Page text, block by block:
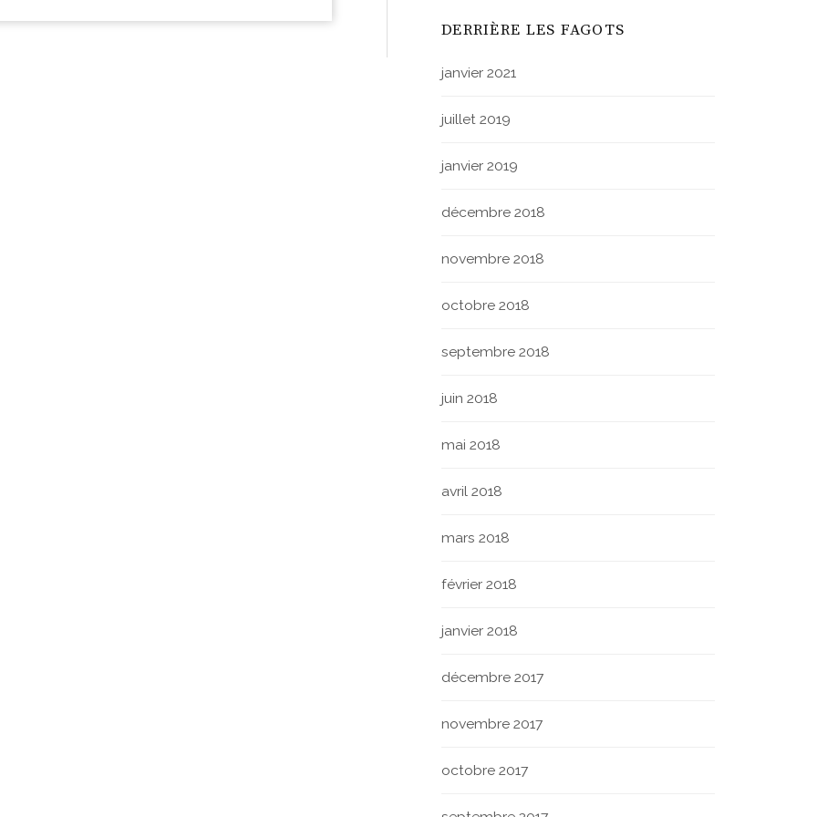
DERRIÈRE LES FAGOTS
janvier 2021
juillet 2019
janvier 2019
décembre 2018
novembre 2018
octobre 2018
septembre 2018
juin 2018
mai 2018
avril 2018
mars 2018
février 2018
janvier 2018
décembre 2017
novembre 2017
octobre 2017